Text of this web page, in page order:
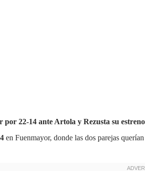
22-14 ante Artola y Rezusta su
en Fuenmayor, donde las dos parejas